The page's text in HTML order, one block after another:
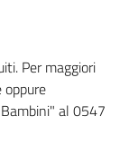
Per maggiori
al 0547